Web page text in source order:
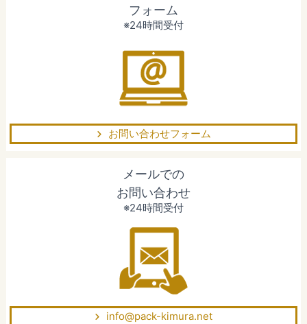
フォーム
※24時間受付
お問い合わせフォーム
メールでの
お問い合わせ
※24時間受付
info@pack-kimura.net